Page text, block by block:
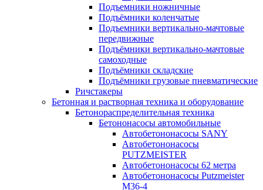
Подъемники ножничные
Подъёмники коленчатые
Подъемники вертикально-мачтовые
передвижные
Подъёмники вертикально-мачтовые
самоходные
Подъёмники складские
Подъёмники грузовые пневматические
Ричстакеры
Бетонная и растворная техника и оборудование
Бетонораспределительная техника
Бетононасосы автомобильные
Автобетононасосы SANY
Автобетононасосы
PUTZMEISTER
Автобетононасосы 62 метра
Автобетононасосы Putzmeister
M36-4